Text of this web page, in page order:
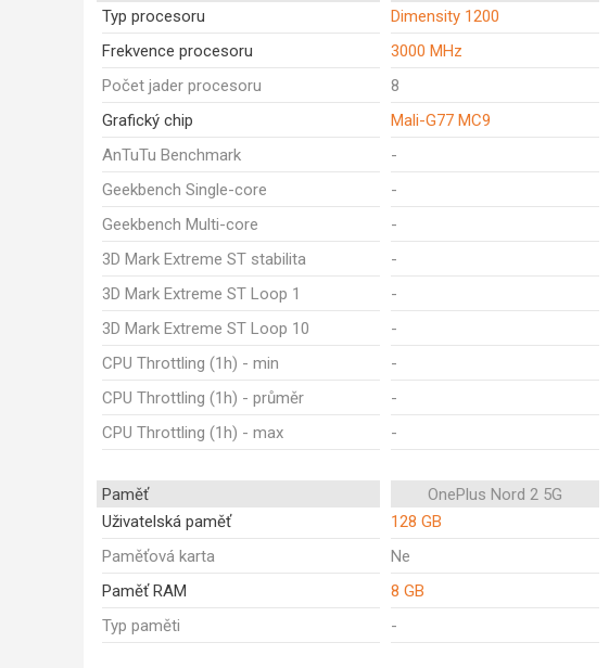
Typ procesoru
Dimensity 1200
Frekvence procesoru
3000 MHz
Počet jader procesoru
8
Grafický chip
Mali-G77 MC9
AnTuTu Benchmark
-
Geekbench Single-core
-
Geekbench Multi-core
-
3D Mark Extreme ST stabilita
-
3D Mark Extreme ST Loop 1
-
3D Mark Extreme ST Loop 10
-
CPU Throttling (1h) - min
-
CPU Throttling (1h) - průměr
-
CPU Throttling (1h) - max
-
Paměť OnePlus Nord 2 5G
Uživatelská paměť
128 GB
Paměťová karta
Ne
Paměť RAM
8 GB
Typ paměti
-